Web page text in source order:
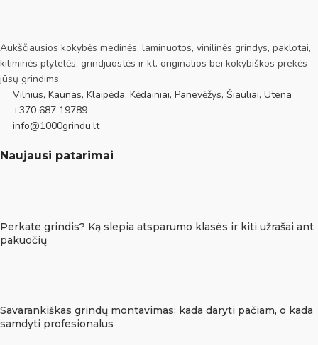
Aukščiausios kokybės medinės, laminuotos, vinilinės grindys, paklotai,
kiliminės plytelės, grindjuostės ir kt. originalios bei kokybiškos prekės
jūsų grindims.
Vilnius, Kaunas, Klaipėda, Kėdainiai, Panevėžys, Šiauliai, Utena
+370 687 19789
info@1000grindu.lt
Naujausi patarimai
Perkate grindis? Ką slepia atsparumo klasės ir kiti užrašai ant
pakuočių
Savarankiškas grindų montavimas: kada daryti pačiam, o kada
samdyti profesionalus